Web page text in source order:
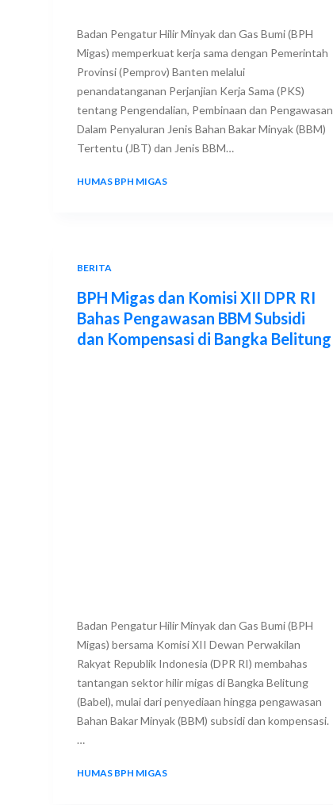
Badan Pengatur Hilir Minyak dan Gas Bumi (BPH
Migas) memperkuat kerja sama dengan Pemerintah
Provinsi (Pemprov) Banten melalui
penandatanganan Perjanjian Kerja Sama (PKS)
tentang Pengendalian, Pembinaan dan Pengawasan
Dalam Penyaluran Jenis Bahan Bakar Minyak (BBM)
Tertentu (JBT) dan Jenis BBM…
HUMAS BPH MIGAS
BERITA
BPH Migas dan Komisi XII DPR RI
Bahas Pengawasan BBM Subsidi
dan Kompensasi di Bangka Belitung
Badan Pengatur Hilir Minyak dan Gas Bumi (BPH
Migas) bersama Komisi XII Dewan Perwakilan
Rakyat Republik Indonesia (DPR RI) membahas
tantangan sektor hilir migas di Bangka Belitung
(Babel), mulai dari penyediaan hingga pengawasan
Bahan Bakar Minyak (BBM) subsidi dan kompensasi.
…
HUMAS BPH MIGAS